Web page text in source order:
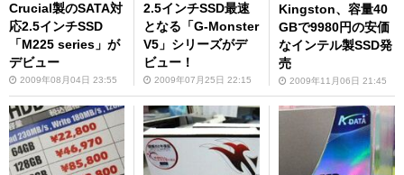
Crucial製のSATA対
応2.5インチSSD
「M225 series」が
デビュー
2009年08月04日 23:55
2.5インチSSD最速
となる「G-Monster
V5」シリーズがデ
ビュー！
2009年07月25日 22:15
Kingston、容量40
GBで9980円の安価
なインテル製SSD発
売
2009年11月06日 21:45